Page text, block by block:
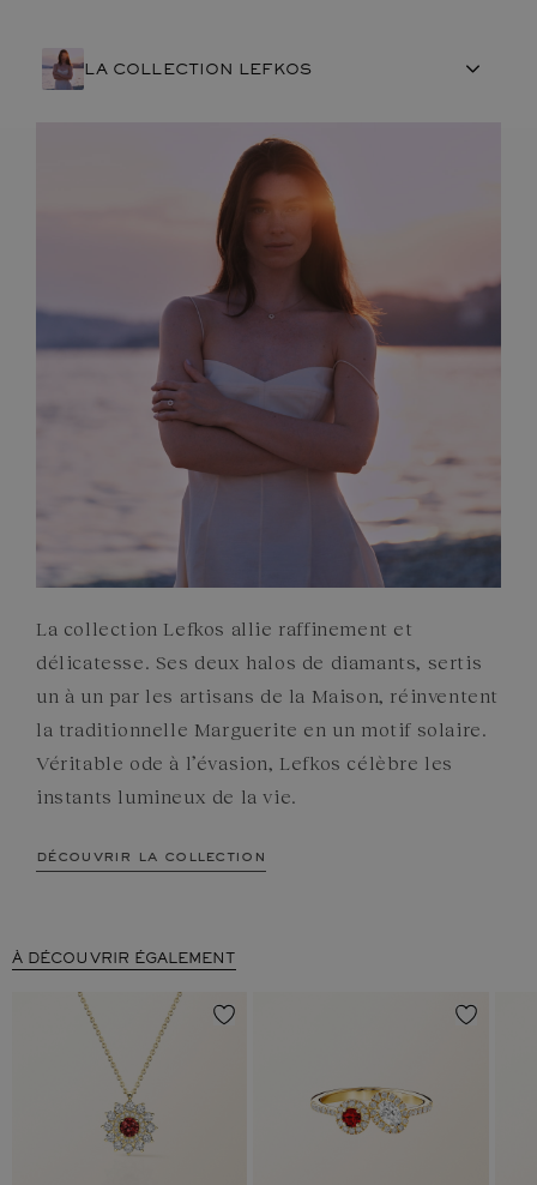
LA COLLECTION LEFKOS
ARTISANAT FRANÇAIS
ENGAGEMENTS
La collection Lefkos allie raffinement et
délicatesse. Ses deux halos de diamants, sertis
un à un par les artisans de la Maison, réinventent
la traditionnelle Marguerite en un motif solaire.
Véritable ode à l’évasion, Lefkos célèbre les
instants lumineux de la vie.
découvrir la collection
À DÉCOUVRIR ÉGALEMENT